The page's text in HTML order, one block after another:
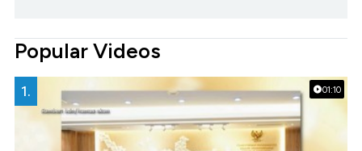
Popular Videos
01:10
1.